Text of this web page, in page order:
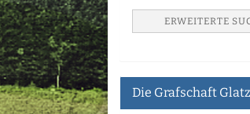
ERWEITERTE
Die Grafschaft Glatz